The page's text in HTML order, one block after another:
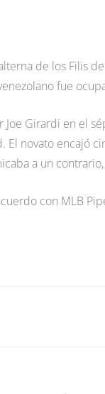
de los Filis
fue
Joe Girardi en el
El novato encajó
a un
con MLB